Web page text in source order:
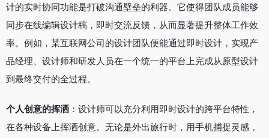
计的实时协同功能是打破沟通壁垒的利器。它使得团队成员能够
同步在线编辑设计稿，即时交流反馈，从而显著提升整体工作效
率。例如，某互联网公司的设计团队便能通过即时设计，实现产
品经理、设计师和研发人员在一个统一的平台上完成从原型设计
到最终交付的全过程。
个人创意的挥洒 ：设计师可以充分利用即时设计的跨平台特性，
在各种设备上挥洒创意。无论是外出旅行时，用手机捕捉灵感，